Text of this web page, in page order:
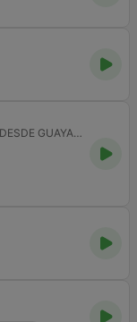
DESDE USHUAIA HASTA ALASKA Y DESDE GUAYAQUIL HASTA KAMCHATKA, RADIOMOTERA, RODANDO CONTIGO